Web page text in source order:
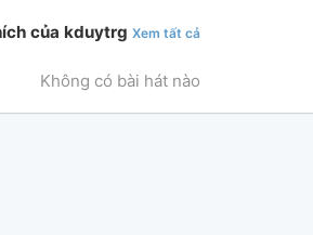
của kduytrg Xem tất cả
Không có bài hát nào